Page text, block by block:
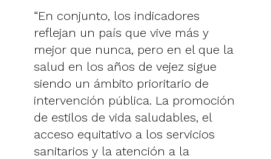
“En conjunto, los indicadores
reflejan un país que vive más y
mejor que nunca, pero en el que la
salud en los años de vejez sigue
siendo un ámbito prioritario de
intervención pública. La promoción
de estilos de vida saludables, el
acceso equitativo a los servicios
sanitarios y la atención a la